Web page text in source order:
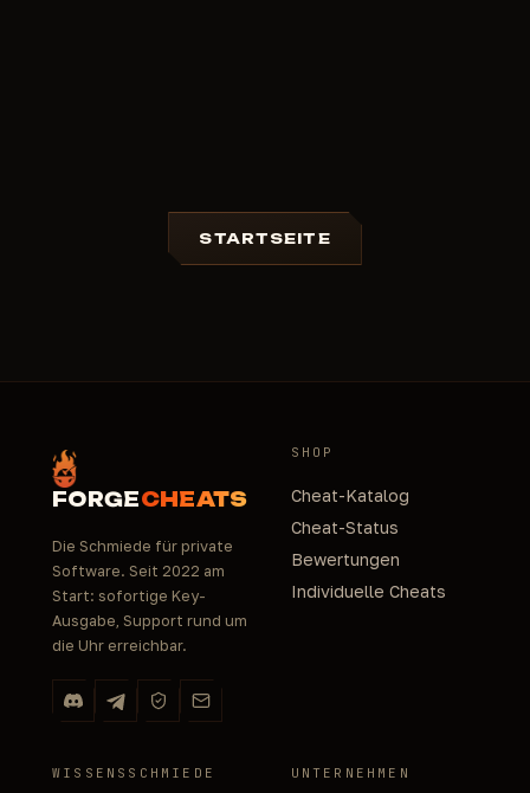
STARTSEITE
FORGECHEATS
Die Schmiede für private
Software. Seit 2022 am
Start: sofortige Key-
Ausgabe, Support rund um
die Uhr erreichbar.
SHOP
Cheat-Katalog
Cheat-Status
Bewertungen
Individuelle Cheats
WISSENSSCHMIEDE UNTERNEHMEN